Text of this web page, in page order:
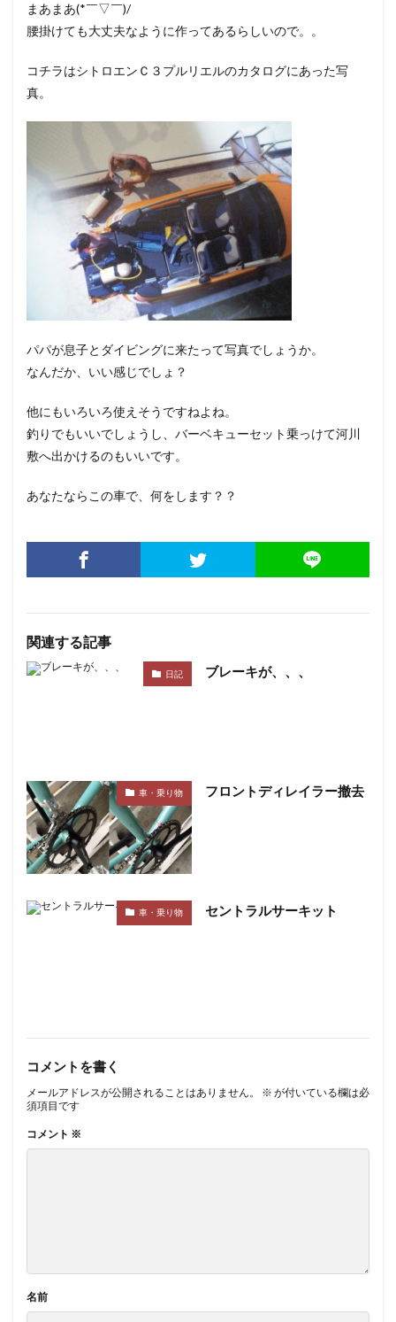
まあまあ(*￣▽￣)/
腰掛けても大丈夫なように作ってあるらしいので。。
コチラはシトロエンＣ３プルリエルのカタログにあった写
真。
パパが息子とダイビングに来たって写真でしょうか。
なんだか、いい感じでしょ？
他にもいろいろ使えそうですねよね。
釣りでもいいでしょうし、バーベキューセット乗っけて河川
敷へ出かけるのもいいです。
あなたならこの車で、何をします？？
関連する記事
日記 ブレーキが、、、
車・乗り物 フロントディレイラー撤去
車・乗り物 セントラルサーキット
コメントを書く
メールアドレスが公開されることはありません。 ※ が付いている欄は必
須項目です
コメント ※
名前